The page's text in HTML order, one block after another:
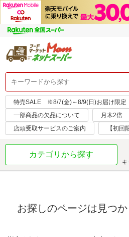
特売SALE ※8/7(金)～8/9(日)お届け限定
一部商品の欠品について
月木2倍
店頭受取サービスのご案内
【初
カテゴリから探す
キ
お探しのページは見つか